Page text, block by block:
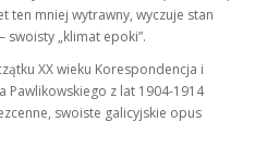
ten mniej wytrawny, wyczuje stan
„klimat epoki”.
XX wieku Korespondencja i
Pawlikowskiego z lat 1904-1914
swoiste galicyjskie opus